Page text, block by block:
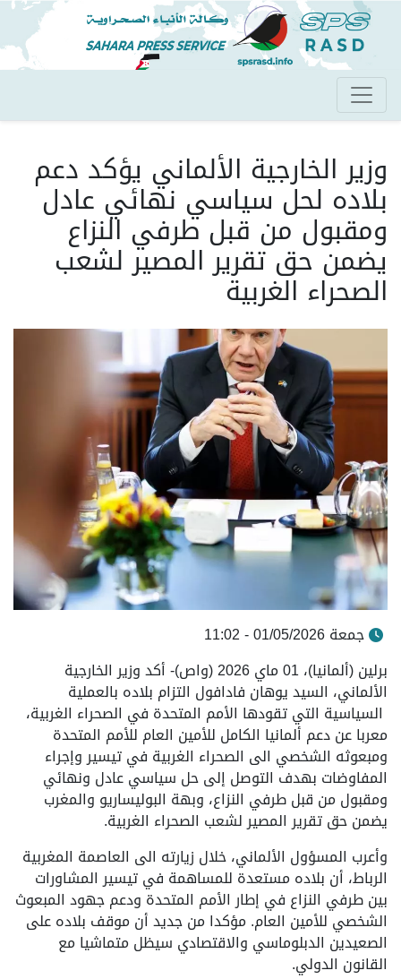
تجاوز
إلى
المحتوى
الرئيسي
وزير الخارجية الألماني يؤكد دعم
بلاده لحل سياسي نهائي عادل
ومقبول من قبل طرفي النزاع
يضمن حق تقرير المصير لشعب
الصحراء الغربية
جمعة 01/05/2026 - 11:02
برلين (ألمانيا)، 01 ماي 2026 (واص)- أكد وزير الخارجية
الألماني، السيد يوهان فادافول التزام بلاده بالعملية
السياسية التي تقودها الأمم المتحدة في الصحراء الغربية،
معربا عن دعم ألمانيا الكامل للأمين العام للأمم المتحدة
ومبعوثه الشخصي الى الصحراء الغربية في تيسير وإجراء
المفاوضات بهدف التوصل إلى حل سياسي عادل ونهائي
ومقبول من قبل طرفي النزاع، وبهة البوليساريو والمغرب
يضمن حق تقرير المصير لشعب الصحراء الغربية.
وأعرب المسؤول الألماني، خلال زيارته الى العاصمة المغربية
الرباط، أن بلاده مستعدة للمساهمة في تيسير المشاورات
بين طرفي النزاع في إطار الأمم المتحدة ودعم جهود المبعوث
الشخصي للأمين العام. مؤكدا من جديد أن موقف بلاده على
الصعيدين الدبلوماسي والاقتصادي سيظل متماشيا مع
القانون الدولي.